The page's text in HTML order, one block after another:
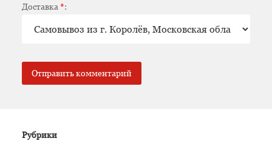
Доставка*:
Рубрики